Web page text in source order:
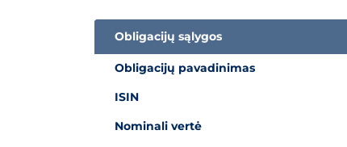
Informacija apie obligacijas
Obligacijų sąlygos
Obligacijų pavadinimas
ISIN
Nominali vertė